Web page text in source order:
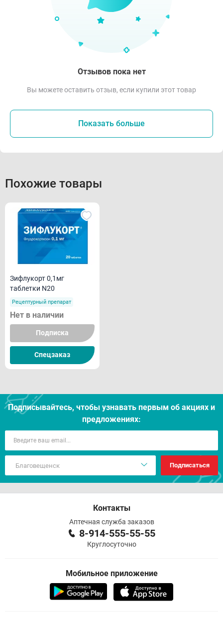
Отзывов пока нет
Вы можете оставить отзыв, если купили этот товар
Показать больше
Похожие товары
Зифлукорт 0,1мг
таблетки N20
Рецептурный препарат
Нет в наличии
Подписка
Спецзаказ
Подписывайтесь, чтобы узнавать первым об акцияx и
предложениях:
Подписаться
Контакты
Аптечная служба заказов
8-914-555-55-55
Круглосуточно
Мобильное приложение